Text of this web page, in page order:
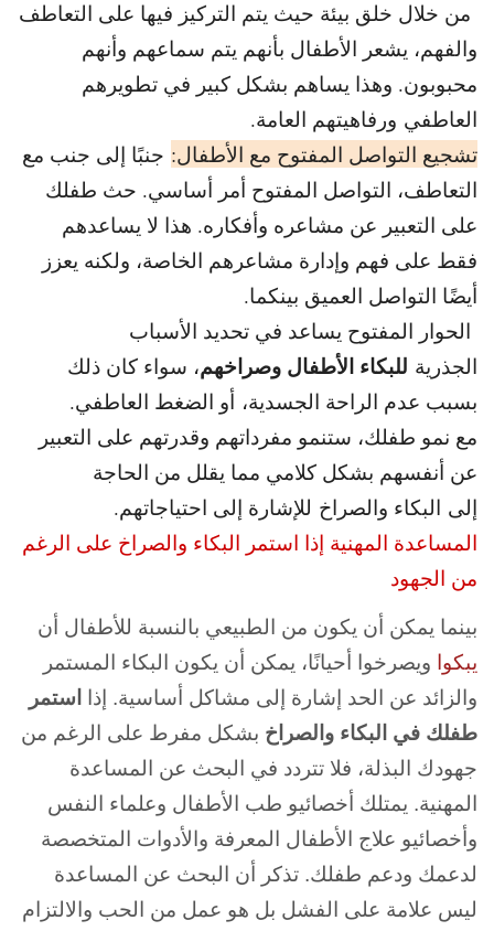
من خلال خلق بيئة حيث يتم التركيز فيها على التعاطف
والفهم، يشعر الأطفال بأنهم يتم سماعهم وأنهم
محبوبون. وهذا يساهم بشكل كبير في تطويرهم
العاطفي ورفاهيتهم العامة.
تشجيع التواصل المفتوح مع الأطفال: جنبًا إلى جنب مع
التعاطف، التواصل المفتوح أمر أساسي. حث طفلك
على التعبير عن مشاعره وأفكاره. هذا لا يساعدهم
فقط على فهم وإدارة مشاعرهم الخاصة، ولكنه يعزز
أيضًا التواصل العميق بينكما.
الحوار المفتوح يساعد في تحديد الأسباب
الجذرية للبكاء الأطفال وصراخهم، سواء كان ذلك
بسبب عدم الراحة الجسدية، أو الضغط العاطفي.
مع نمو طفلك، ستنمو مفرداتهم وقدرتهم على التعبير
عن أنفسهم بشكل كلامي مما يقلل من الحاجة
إلى البكاء والصراخ للإشارة إلى احتياجاتهم.
المساعدة المهنية إذا استمر البكاء والصراخ على الرغم
من الجهود
بينما يمكن أن يكون من الطبيعي بالنسبة للأطفال أن
يبكوا ويصرخوا أحيانًا، يمكن أن يكون البكاء المستمر
والزائد عن الحد إشارة إلى مشاكل أساسية. إذا
استمر
طفلك في البكاء والصراخ بشكل مفرط على الرغم من
جهودك البذلة، فلا تتردد في البحث عن المساعدة
المهنية. يمتلك أخصائيو طب الأطفال وعلماء النفس
وأخصائيو علاج الأطفال المعرفة والأدوات المتخصصة
لدعمك ودعم طفلك. تذكر أن البحث عن المساعدة
ليس علامة على الفشل بل هو عمل من الحب والالتزام